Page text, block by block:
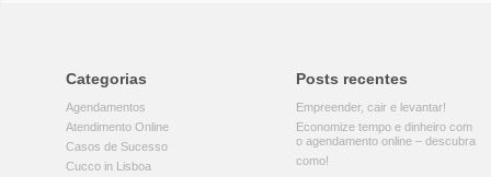
Categorias
Agendamentos
Atendimento Online
Casos de Sucesso
Cucco in Lisboa
Posts recentes
Empreender, cair e levantar!
Economize tempo e dinheiro com
o agendamento online – descubra
como!